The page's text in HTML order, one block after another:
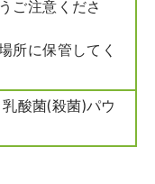
ご注意くださ
所に保管してく
酸菌(殺菌)パウ